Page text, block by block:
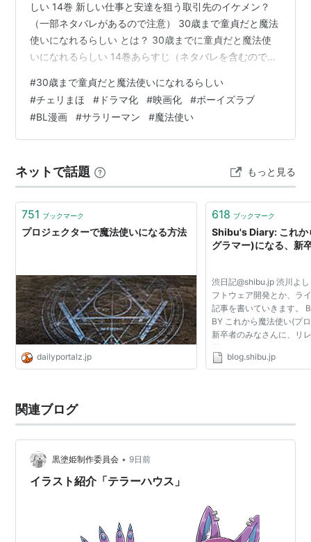
しい 14巻 新しい仕事と安達を狙う取引先のイケメン？
（一部ネタバレがあるので注意） 30歳まで童貞だと魔法
使いになれるらしい とは？ 30歳までに童貞だと魔法使
いになれるらしい 14巻あらすじ（ネタバレを含むので注
お互いを信じる二人 柘植と湊の日常 30歳まで童貞だと
魔法使いになれるらしい 14巻の感想 まとめ 定期購入 BL
漫画 30歳まで童貞だと魔法使いになれるらしい 14巻 新
しい仕事と安達を狙う取引先のイケメン？ （一部ネタバ
#30歳まで童貞だと魔法使いになれるらしい
#チェリまほ # ドラマ化 #映画化 #ボーイズラブ
#BL漫画 #サラリーマン #魔法使い
ネットで話題 もっと見る
751 ブックマーク
プロジェクターで魔法使いになる方法
dailyportalz.jp
618 ブックマーク
Shibu's Diary: これか
グラマー)になる、新
渋日記@shibu.jp 渋川よ
フトウェア開発とか、ラ
記事を書いていきます。
BY これから魔法使い(プ
新卒者のみなさんに、リ
送ろう、ということにな
して僕が書かせていただ
blog.shibu.jp
関連ブログ
黒塗姫制作委員会 • 9日前
イラスト紹介「テラーハウス」